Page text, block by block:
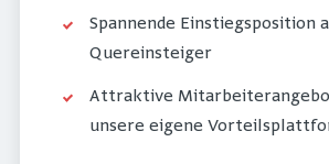
Spannende Einstiegsposition
Quereinsteiger
Attraktive
unsere eigene